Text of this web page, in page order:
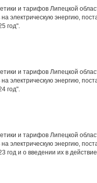
и тарифов Липецкой
электрическую энергию,
год".
и тарифов Липецкой
электрическую энергию,
год".
и тарифов Липецкой
электрическую энергию,
год и о введении их в